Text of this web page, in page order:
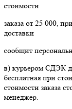
стоимости
заказа от 25 000,
доставки
сообщит
в) курьером СДЭК
бесплатная при
стоимости заказа
менеджер.